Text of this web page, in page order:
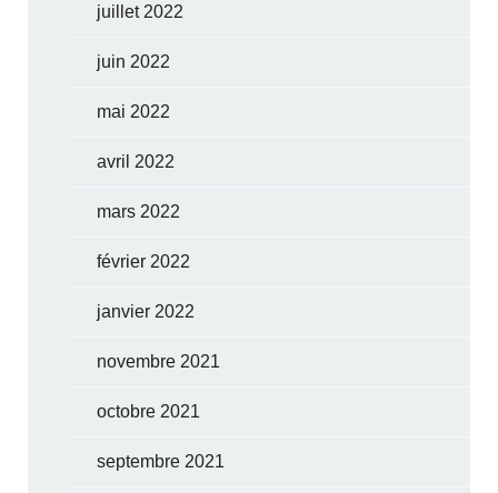
juillet 2022
juin 2022
mai 2022
avril 2022
mars 2022
février 2022
janvier 2022
novembre 2021
octobre 2021
septembre 2021